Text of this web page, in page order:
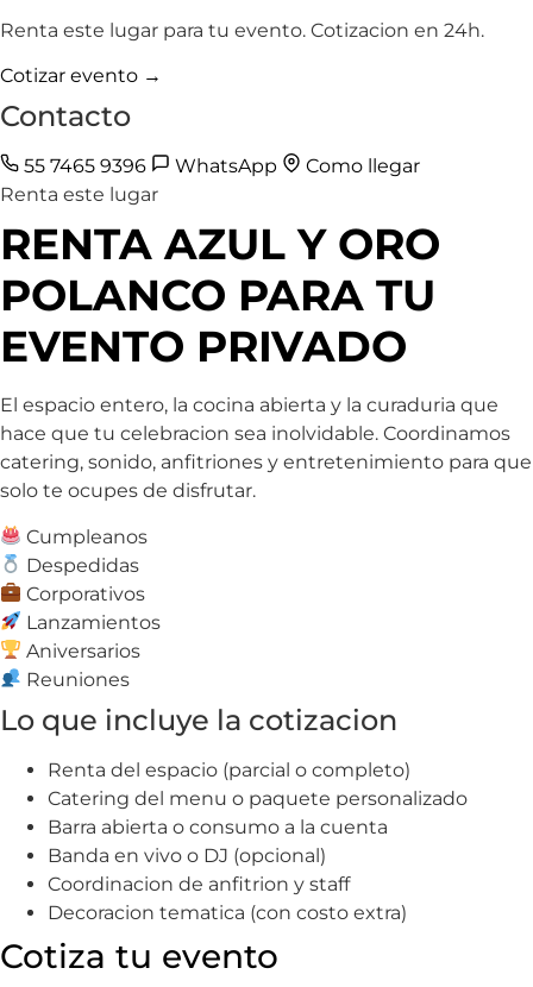
Renta este lugar para tu evento. Cotizacion en 24h.
Cotizar evento →
Contacto
55 7465 9396 WhatsApp
Como llegar
Renta este lugar
RENTA AZUL Y ORO
POLANCO PARA TU
EVENTO PRIVADO
El espacio entero, la cocina abierta y la curaduria que
hace que tu celebracion sea inolvidable. Coordinamos
catering, sonido, anfitriones y entretenimiento para que
solo te ocupes de disfrutar.
Cumpleanos
Despedidas
Corporativos
Lanzamientos
Aniversarios
Reuniones
Lo que incluye la cotizacion
Renta del espacio (parcial o completo)
Catering del menu o paquete personalizado
Barra abierta o consumo a la cuenta
Banda en vivo o DJ (opcional)
Coordinacion de anfitrion y staff
Decoracion tematica (con costo extra)
Cotiza tu evento